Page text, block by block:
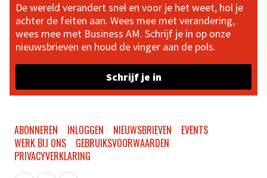
De wereld verandert snel en voor je het weet, hol je
achter de feiten aan. Wees mee met verandering,
wees mee met Business AM. Schrijf je in op onze
nieuwsbrieven en houd de vinger aan de pols.
Schrijf je in
ABONNEREN INLOGGEN NIEUWSBRIEVEN
EVENTS
WERK BIJ ONS
GEBRUIKSVOORWAARDEN
PRIVACYVERKLARING